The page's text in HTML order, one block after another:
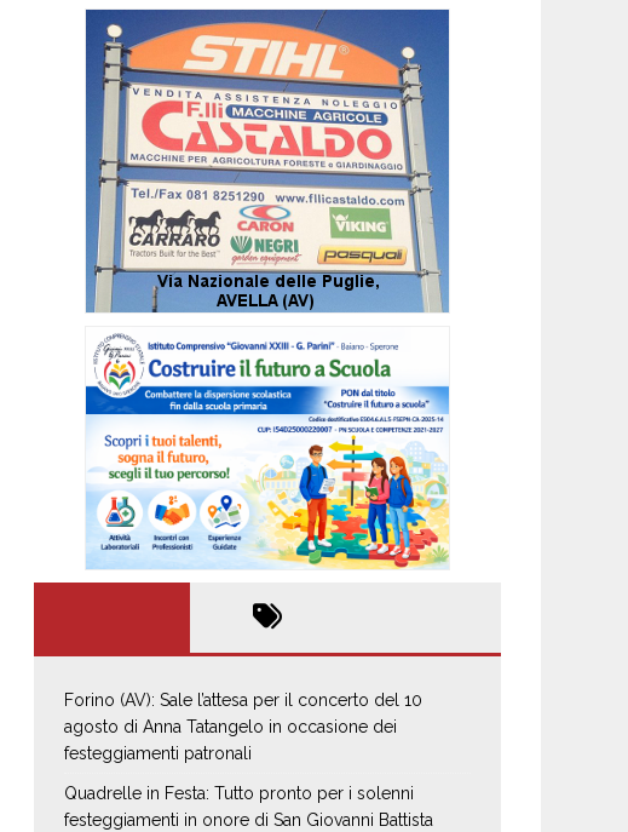
Forino (AV): Sale l’attesa per il concerto del 10
agosto di Anna Tatangelo in occasione dei
festeggiamenti patronali
Quadrelle in Festa: Tutto pronto per i solenni
festeggiamenti in onore di San Giovanni Battista